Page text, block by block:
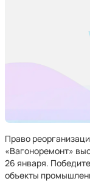
Право
«Вагоноремонт»
26 января.
объекты